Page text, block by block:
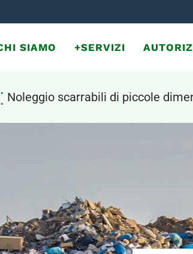
SIAMO +SERVIZI
Noleggio scarrabili di piccole